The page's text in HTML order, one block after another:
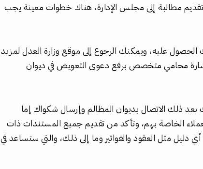
مطالبة إلى مجلس الإدارة، هناك خطوات معينة يجب
عليه، ويمكنك الرجوع إلى موقع وزارة العدل لمزيد
محامي متخصص برفع دعوى التعويض في ديوان
بعد ذلك الاتصال بديوان المظالم وإرسال شكواك إما
الخاصة بهم، وتأكد من تقديم جميع المستندات ذات
مثل العقود والفواتير وما إلى ذلك، والتي ستساعد في